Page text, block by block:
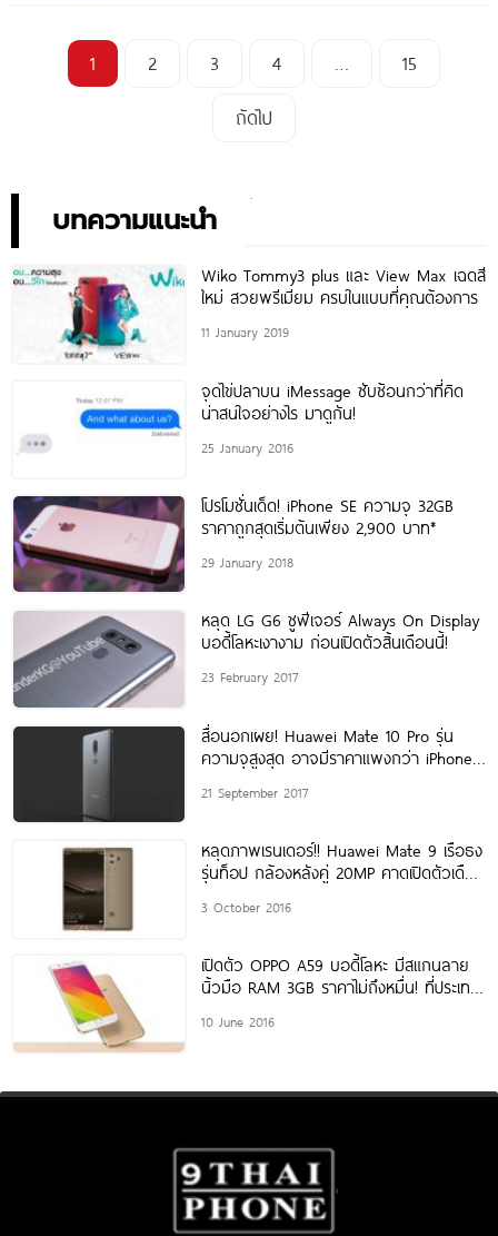
1 2 3 4 …
15
ถัดไป
บทความแนะนำ
Wiko Tommy3 plus และ View Max เฉดสี
ใหม่ สวยพรีเมียม ครบในแบบที่คุณต้องการ
11 January 2019
จุดไข่ปลาบน iMessage ซับซ้อนกว่าที่คิด
น่าสนใจอย่างไร มาดูกัน!
25 January 2016
โปรโมชั่นเด็ด! iPhone SE ความจุ 32GB
ราคาถูกสุดเริ่มต้นเพียง 2,900 บาท*
29 January 2018
หลุด LG G6 ชูฟีเจอร์ Always On Display
บอดี้โลหะเงางาม ก่อนเปิดตัวสิ้นเดือนนี้!
23 February 2017
สื่อนอกเผย! Huawei Mate 10 Pro รุ่น
ความจุสูงสุด อาจมีราคาแพงกว่า iPhone
21 September 2017
หลุดภาพเรนเดอร์!! Huawei Mate 9 เรือธง
รุ่นท็อป กล้องหลังคู่ 20MP คาดเปิดตัวเดือน
3 October 2016
เปิดตัว OPPO A59 บอดี้โลหะ มีสแกนลาย
นิ้วมือ RAM 3GB ราคาไม่ถึงหมื่น! ที่ประเทศ
10 June 2016